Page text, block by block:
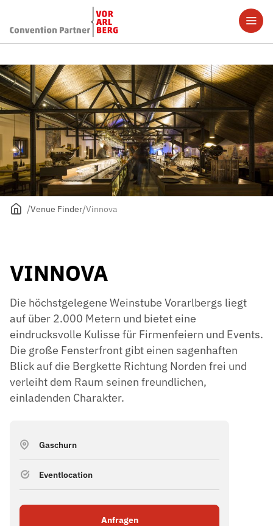
Venue Finder Vinnova
VINNOVA
Die höchstgelegene Weinstube Vorarlbergs liegt
auf über 2.000 Metern und bietet eine
eindrucksvolle Kulisse für Firmenfeiern und Events.
Die große Fensterfront gibt einen sagenhaften
Blick auf die Bergkette Richtung Norden frei und
verleiht dem Raum seinen freundlichen,
einladenden Charakter.
Gaschurn
Eventlocation
Anfragen